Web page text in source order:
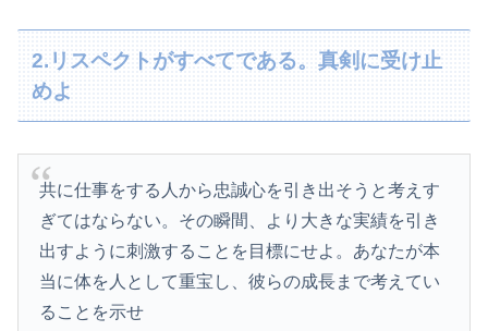
2.リスペクトがすべてである。真剣に受け止
めよ
共に仕事をする人から忠誠心を引き出そうと考えす
ぎてはならない。その瞬間、より大きな実績を引き
出すように刺激することを目標にせよ。あなたが本
当に体を人として重宝し、彼らの成長まで考えてい
ることを示せ